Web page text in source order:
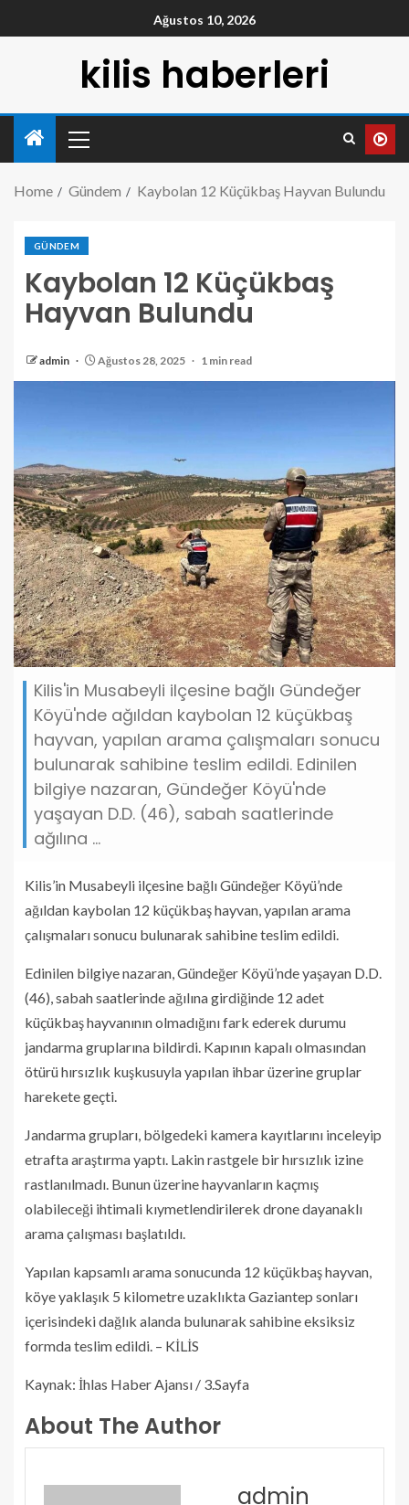
Ağustos 10, 2026
kilis haberleri
Home Gündem Kaybolan 12 Küçükbaş Hayvan Bulundu
GÜNDEM
Kaybolan 12 Küçükbaş
Hayvan Bulundu
admin Ağustos 28, 2025 1 min read
Kilis'in Musabeyli ilçesine bağlı Gündeğer
Köyü'nde ağıldan kaybolan 12 küçükbaş
hayvan, yapılan arama çalışmaları sonucu
bulunarak sahibine teslim edildi. Edinilen
bilgiye nazaran, Gündeğer Köyü'nde
yaşayan D.D. (46), sabah saatlerinde
ağılına ...
Kilis’in Musabeyli ilçesine bağlı Gündeğer Köyü’nde
ağıldan kaybolan 12 küçükbaş hayvan, yapılan arama
çalışmaları sonucu bulunarak sahibine teslim edildi.
Edinilen bilgiye nazaran, Gündeğer Köyü’nde yaşayan D.D.
(46), sabah saatlerinde ağılına girdiğinde 12 adet
küçükbaş hayvanının olmadığını fark ederek durumu
jandarma gruplarına bildirdi. Kapının kapalı olmasından
ötürü hırsızlık kuşkusuyla yapılan ihbar üzerine gruplar
harekete geçti.
Jandarma grupları, bölgedeki kamera kayıtlarını inceleyip
etrafta araştırma yaptı. Lakin rastgele bir hırsızlık izine
rastlanılmadı. Bunun üzerine hayvanların kaçmış
olabileceği ihtimali kıymetlendirilerek drone dayanaklı
arama çalışması başlatıldı.
Yapılan kapsamlı arama sonucunda 12 küçükbaş hayvan,
köye yaklaşık 5 kilometre uzaklıkta Gaziantep sonları
içerisindeki dağlık alanda bulunarak sahibine eksiksiz
formda teslim edildi. – KİLİS
Kaynak: İhlas Haber Ajansı / 3.Sayfa
About The Author
admin